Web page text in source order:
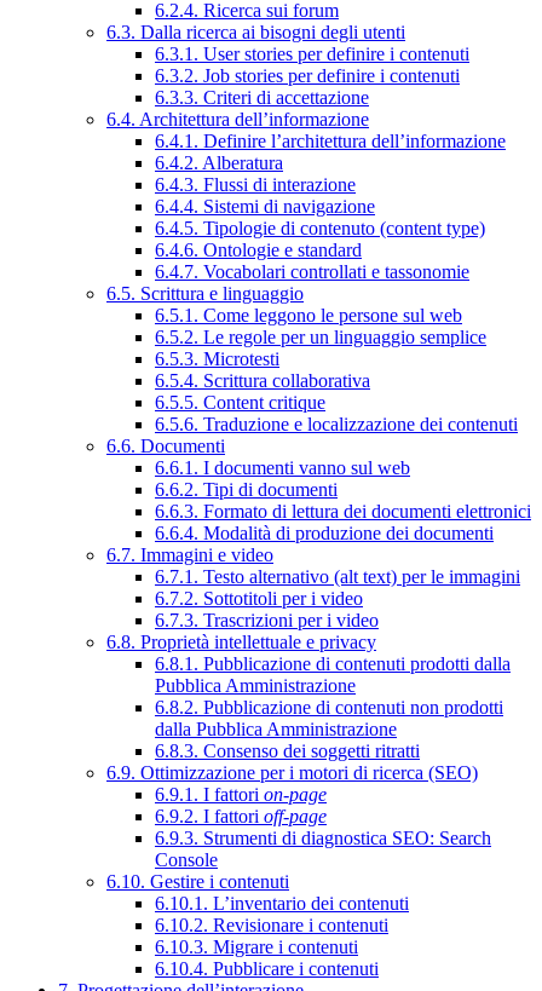
6.2.4. Ricerca sui forum
6.3. Dalla ricerca ai bisogni degli utenti
6.3.1. User stories per definire i contenuti
6.3.2. Job stories per definire i contenuti
6.3.3. Criteri di accettazione
6.4. Architettura dell’informazione
6.4.1. Definire l’architettura dell’informazione
6.4.2. Alberatura
6.4.3. Flussi di interazione
6.4.4. Sistemi di navigazione
6.4.5. Tipologie di contenuto (content type)
6.4.6. Ontologie e standard
6.4.7. Vocabolari controllati e tassonomie
6.5. Scrittura e linguaggio
6.5.1. Come leggono le persone sul web
6.5.2. Le regole per un linguaggio semplice
6.5.3. Microtesti
6.5.4. Scrittura collaborativa
6.5.5. Content critique
6.5.6. Traduzione e localizzazione dei contenuti
6.6. Documenti
6.6.1. I documenti vanno sul web
6.6.2. Tipi di documenti
6.6.3. Formato di lettura dei documenti elettronici
6.6.4. Modalità di produzione dei documenti
6.7. Immagini e video
6.7.1. Testo alternativo (alt text) per le immagini
6.7.2. Sottotitoli per i video
6.7.3. Trascrizioni per i video
6.8. Proprietà intellettuale e privacy
6.8.1. Pubblicazione di contenuti prodotti dalla
Pubblica Amministrazione
6.8.2. Pubblicazione di contenuti non prodotti
dalla Pubblica Amministrazione
6.8.3. Consenso dei soggetti ritratti
6.9. Ottimizzazione per i motori di ricerca (SEO)
6.9.1. I fattori on-page
6.9.2. I fattori off-page
6.9.3. Strumenti di diagnostica SEO: Search
Console
6.10. Gestire i contenuti
6.10.1. L’inventario dei contenuti
6.10.2. Revisionare i contenuti
6.10.3. Migrare i contenuti
6.10.4. Pubblicare i contenuti